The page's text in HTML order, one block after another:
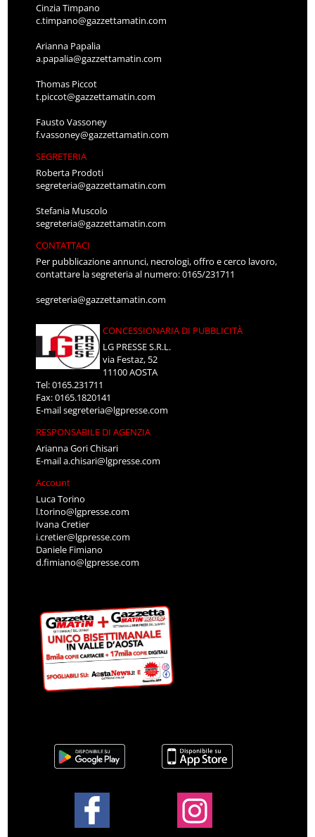
Cinzia Timpano
c.timpano@gazzettamatin.com
Arianna Papalia
a.papalia@gazzettamatin.com
Thomas Piccot
t.piccot@gazzettamatin.com
Fausto Vassoney
f.vassoney@gazzettamatin.com
SEGRETERIA
Roberta Prodoti
segreteria@gazzettamatin.com
Stefania Muscolo
segreteria@gazzettamatin.com
CONTATTACI
Per pubblicazione annunci, necrologi, offro e cerco lavoro,
contattare la segreteria al numero: 0165/231711
segreteria@gazzettamatin.com
CONCESSIONARIA DI PUBBLICITÀ
LG PRESSE S.R.L.
via Festaz, 52
11100 AOSTA
Tel: 0165.231711
Fax: 0165.1820141
E-mailsegreteria@lgpresse.com
RESPONSABILE DI AGENZIA
Arianna Gori Chisari
E-maila.chisari@lgpresse.com
Account
Luca Torino
l.torino@lgpresse.com
Ivana Cretier
i.cretier@lgpresse.com
Daniele Fimiano
d.fimiano@lgpresse.com